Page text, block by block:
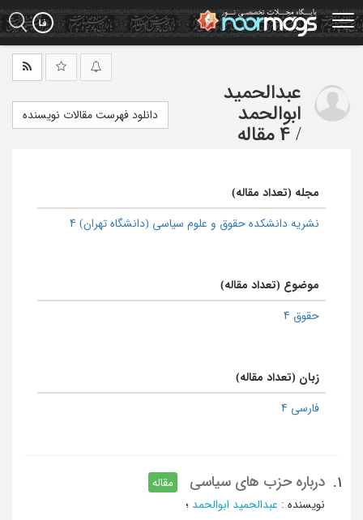
Skip
to
main
عبدالحمید
ابوالحمد
/ 4 مقاله
دانلود فهرست مقالات نویسنده
مجله (تعداد مقاله)
نشریه دانشکده حقوق و علوم سیاسی (دانشگاه تهران) 4
موضوع (تعداد مقاله)
حقوق 4
زبان (تعداد مقاله)
فارسی 4
1. درباره حزب های سیاسی
مقاله
نویسنده : عبدالحمید ابوالحمد ؛